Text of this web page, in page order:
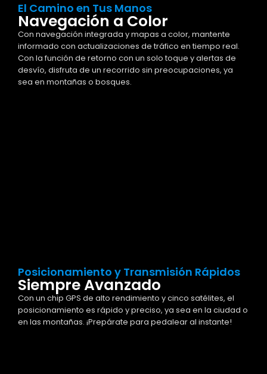
El Camino en Tus Manos
Navegación a Color
Con navegación integrada y mapas a color, mantente
informado con actualizaciones de tráfico en tiempo real.
Con la función de retorno con un solo toque y alertas de
desvío, disfruta de un recorrido sin preocupaciones, ya
sea en montañas o bosques.
Posicionamiento y Transmisión Rápidos
Siempre Avanzado
Con un chip GPS de alto rendimiento y cinco satélites, el
posicionamiento es rápido y preciso, ya sea en la ciudad o
en las montañas. ¡Prepárate para pedalear al instante!